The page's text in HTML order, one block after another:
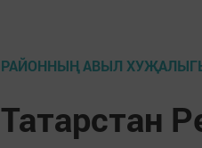
РАЙОННЫҢ АВЫЛ
Татарстан